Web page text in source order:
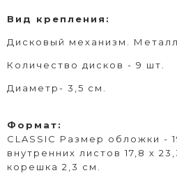
Вид крепления:
Дисковый механизм.
Количество дисков - 9 шт.
Диаметр- 3,5 см.
Формат:
CLASSIC Размер обложки -
внутренних листов 17,8 х
корешка 2,3 см.